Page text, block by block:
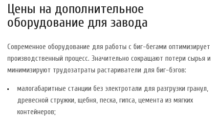
Цены на дополнительное
оборудование для завода
Современное оборудование для работы с биг-бегами оптимизирует
производственный процесс. Значительно сокращают потери сырья и
минимизируют трудозатраты растариватели для биг-бэгов:
малогабаритные станции без электротали для разгрузки гранул,
древесной стружки, щебня, песка, гипса, цемента из мягких
контейнеров;